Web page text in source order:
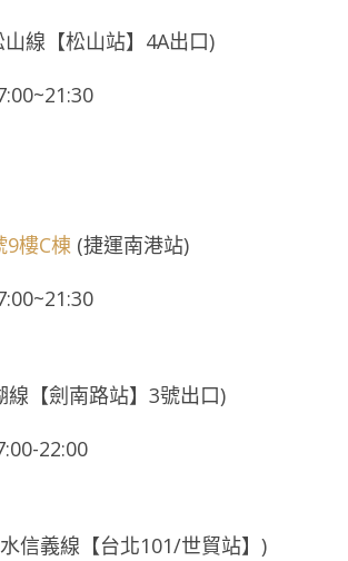
山線【松山站】4A出口)
9樓C棟 (捷運南港站)
【劍南路站】3號出口)
22:00
信義線【台北101/世貿站】)